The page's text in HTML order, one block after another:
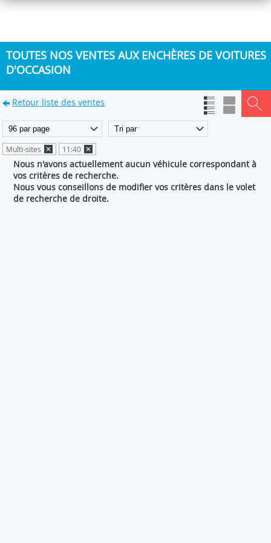
TOUTES NOS VENTES AUX ENCHÈRES DE VOITURES
D'OCCASION
Retour liste des ventes
Multi-sites 11:40
Nous n'avons actuellement aucun véhicule correspondant à
vos critères de recherche.
Nous vous conseillons de modifier vos critères dans le volet
de recherche de droite.